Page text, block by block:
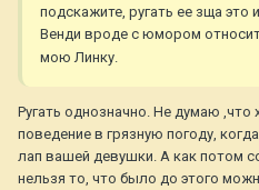
подскажите, ругать ее зща это
Венди вроде с юмором
мою Линку.
Ругать однозначно. Не думаю ,что
поведение в грязную погоду,
лап вашей девушки. А как потом
нельзя то, что было до этого